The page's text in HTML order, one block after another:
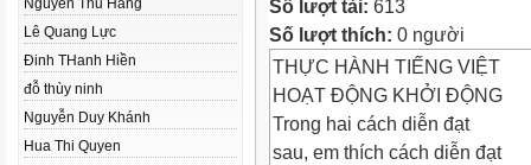
Nguyễn Thu Hằng
Lê Quang Lực
Đinh THanh Hiền
đỗ thùy ninh
Nguyễn Duy Khánh
Hua Thi Quyen
Số lượt tải: 613
Số lượt thích: 0 người
THỰC HÀNH TIẾNG VIỆT
HOẠT ĐỘNG KHỞI ĐỘNG
Trong hai cách diễn đạt
sau, em thích cách diễn đạt